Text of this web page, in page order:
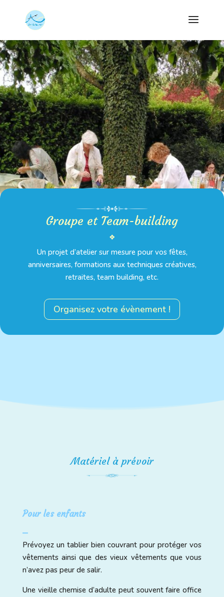
Groupe et Team-building
❖
Un projet d’atelier sur mesure pour vos fêtes,
anniversaires, formations aux techniques créatives,
retraites, team building, etc.
Organisez votre évènement !
Matériel à prévoir
Pour les enfants
Prévoyez un tablier bien couvrant pour protéger vos
vêtements ainsi que des vieux vêtements que vous
n’avez pas peur de salir.
Une vieille chemise d’adulte peut souvent faire office